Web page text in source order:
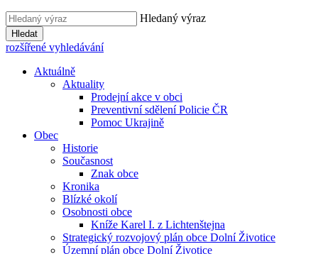
Hledaný výraz
Hledat
rozšířené vyhledávání
Aktuálně
Aktuality
Prodejní akce v obci
Preventivní sdělení Policie ČR
Pomoc Ukrajině
Obec
Historie
Současnost
Znak obce
Kronika
Blízké okolí
Osobnosti obce
Kníže Karel I. z Lichtenštejna
Strategický rozvojový plán obce Dolní Životice
Územní plán obce Dolní Životice